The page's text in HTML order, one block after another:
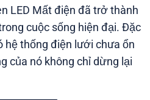
LED Mất điện đã trở thành
cuộc sống hiện đại. Đặc
hệ thống điện lưới chưa ổn
của nó không chỉ dừng lại